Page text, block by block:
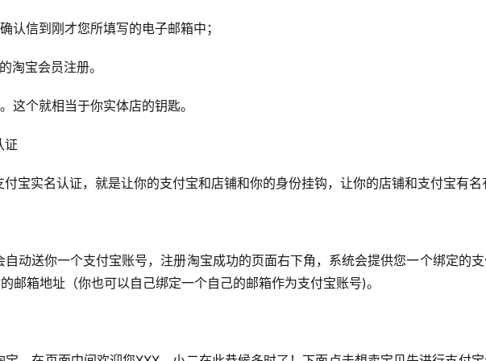
认信到刚才您所填写的电子邮箱中；
淘宝会员注册。
这个就相当于你实体店的钥匙。
证
宝实名认证，就是让你的支付宝和店铺和你的身份挂钩，让你的店铺和支付宝有名
邮箱地址（你也可以自己绑定一个自己的邮箱作为支付宝账号)。